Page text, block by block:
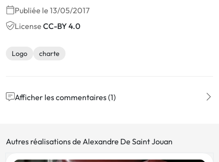
Publiée le 13/05/2017
License CC-BY 4.0
Logo charte
Afficher les commentaires (1)
Autres réalisations de Alexandre De Saint Jouan